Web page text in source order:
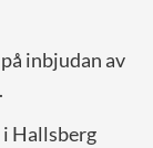
inbjudan av
Hallsberg